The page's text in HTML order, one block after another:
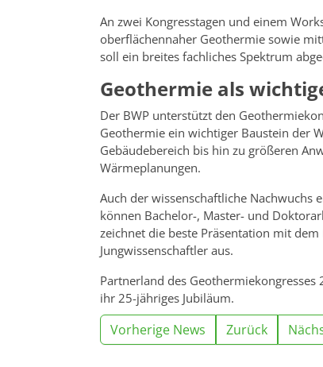
An zwei Kongresstagen und einem
oberflächennaher Geothermie sowie
soll ein breites fachliches Spektrum
Geothermie als
Der BWP unterstützt den
Geothermie ein wichtiger Baustein der
Gebäudebereich bis hin zu größeren
Wärmeplanungen.
Auch der wissenschaftliche Nachwuchs
können Bachelor-, Master- und
zeichnet die beste Präsentation mit
Jungwissenschaftler aus.
Partnerland des
ihr 25-jähriges Jubiläum.
Vorherige News Zurück